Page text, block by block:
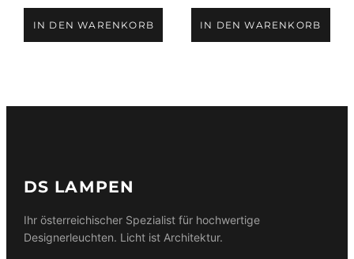
war:
ist:IN DEN WARENKORB
war:
ist:IN DEN WARENKORB
DS LAMPEN
Ihr österreichischer Spezialist für hochwertige
Designerleuchten. Licht ist Architektur.